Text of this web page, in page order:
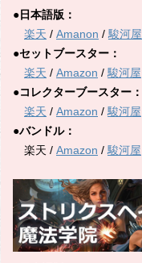
●日本語版：
楽天 / Amanon / 駿河屋
●セットブースター：
楽天 / Amazon / 駿河屋
●コレクターブースター：
楽天 / Amazon / 駿河屋
●バンドル：
楽天 / Amazon / 駿河屋